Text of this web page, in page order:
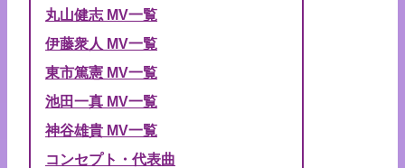
丸山健志 MV一覧
伊藤衆人 MV一覧
東市篤憲 MV一覧
池田一真 MV一覧
神谷雄貴 MV一覧
コンセプト・代表曲